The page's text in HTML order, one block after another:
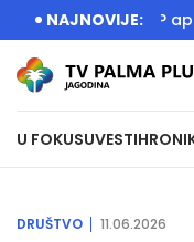
NAJNOVIJE:
igralište MUP
U FOKUSUVESTI
DRUŠTVO 11.06.2026